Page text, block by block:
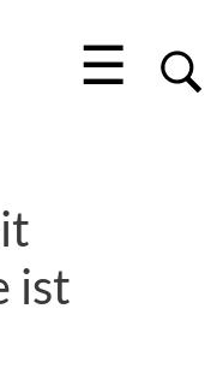
☰
ist